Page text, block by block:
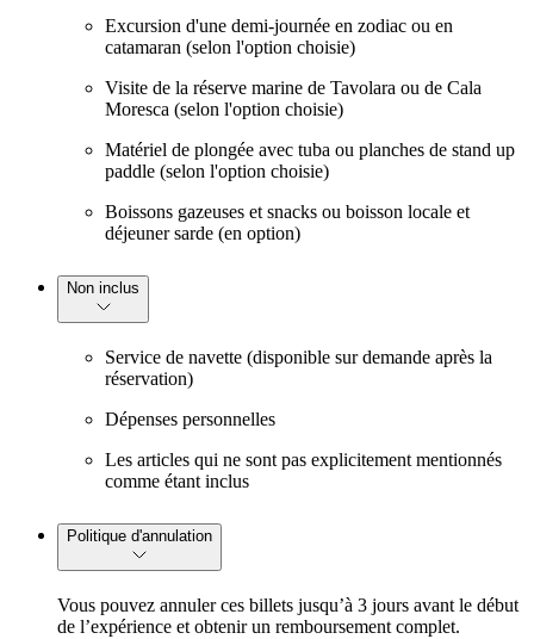
Excursion d'une demi-journée en zodiac ou en
catamaran (selon l'option choisie)
Visite de la réserve marine de Tavolara ou de Cala
Moresca (selon l'option choisie)
Matériel de plongée avec tuba ou planches de stand up
paddle (selon l'option choisie)
Boissons gazeuses et snacks ou boisson locale et
déjeuner sarde (en option)
Non inclus
Service de navette (disponible sur demande après la
réservation)
Dépenses personnelles
Les articles qui ne sont pas explicitement mentionnés
comme étant inclus
Politique d'annulation
Vous pouvez annuler ces billets jusqu’à 3 jours avant le début
de l’expérience et obtenir un remboursement complet.